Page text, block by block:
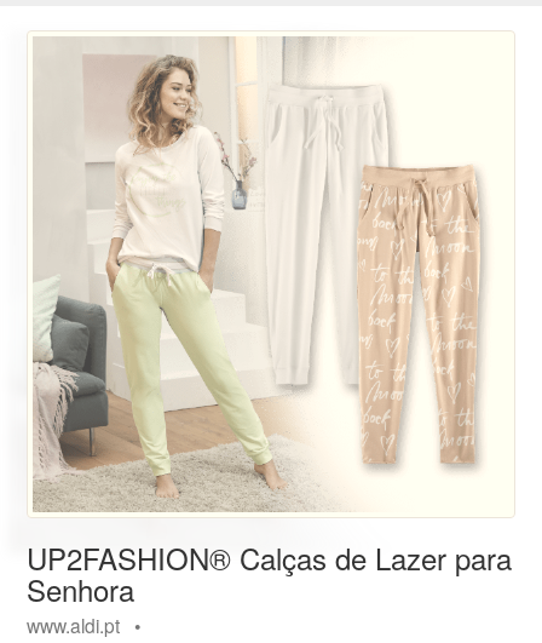
UP2FASHION® Calças de Lazer para
Senhora
www.aldi.pt •